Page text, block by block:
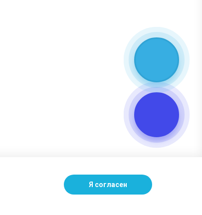
Я согласен